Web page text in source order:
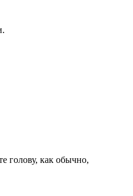
голову, как обычно,